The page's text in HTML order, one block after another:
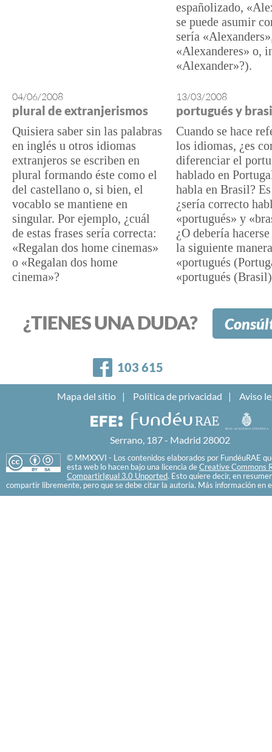
españolizado,
se puede asumir
sería
«Alexanderes» o,
«Alexander»?).
04/06/2008
plural de extranjerismos
Quisiera saber sin las palabras
en inglés u otros idiomas
extranjeros se escriben en
plural formando éste como el
del castellano o, si bien, el
vocablo se mantiene en
singular. Por ejemplo, ¿cuál
de estas frases sería correcta:
«Regalan dos home cinemas»
o «Regalan dos home
cinema»?
13/03/2008
portugués y
Cuando se hace
los idiomas, ¿es
diferenciar el
hablado en
habla en Brasil?
¿sería correcto
«portugués» y
¿O debería
la siguiente
«portugués
«portugués
¿TIENES UNA DUDA?
Facebook
103 615
Mapa del sitio Política de privacidad Aviso
Serrano, 187 - Madrid 28002
© MMXXVI - Los contenidos elaborados por FundéuRAE
esta web lo hacen bajo una licencia de Creative Commons
CompartirIgual 3.0 Unported. Esto quiere decir, en
compartir libremente, pero que se debe citar la autoría. Más información en